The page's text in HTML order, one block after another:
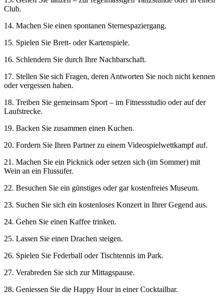
Club.
14. Machen Sie einen spontanen Sternespaziergang.
15. Spielen Sie Brett- oder Kartenspiele.
16. Schlendern Sie durch Ihre Nachbarschaft.
17. Stellen Sie sich Fragen, deren Antworten Sie noch nicht kennen
oder vergessen haben.
18. Treiben Sie gemeinsam Sport – im Fitnessstudio oder auf der
Laufstrecke.
19. Backen Sie zusammen einen Kuchen.
20. Fordern Sie Ihren Partner zu einem Videospielwettkampf auf.
21. Machen Sie ein Picknick oder setzen sich (im Sommer) mit
Wein an ein Flussufer.
22. Besuchen Sie ein günstiges oder gar kostenfreies Museum.
23. Suchen Sie sich ein kostenloses Konzert in Ihrer Gegend aus.
24. Gehen Sie einen Kaffee trinken.
25. Lassen Sie einen Drachen steigen.
26. Spielen Sie Federball oder Tischtennis im Park.
27. Verabreden Sie sich zur Mittagspause.
28. Geniessen Sie die Happy Hour in einer Cocktailbar.